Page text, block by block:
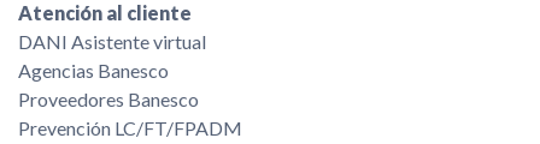
Atención al cliente
DANI Asistente virtual
Agencias Banesco
Proveedores Banesco
Prevención LC/FT/FPADM